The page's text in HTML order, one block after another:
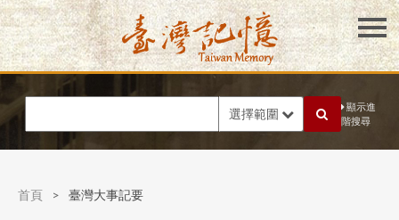
選擇範圍
顯示進
階搜尋
首頁 > 臺灣大事記要